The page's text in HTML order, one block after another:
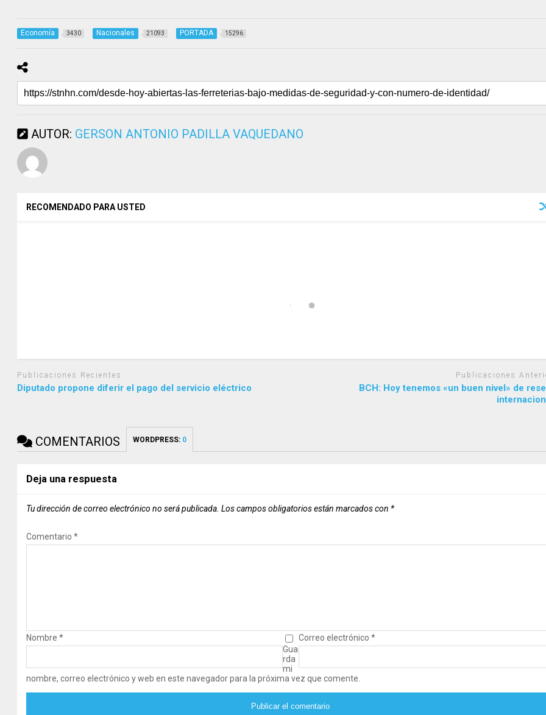
Economía 3430 Nacionales 21093 PORTADA 15296
AUTOR: GERSON ANTONIO PADILLA VAQUEDANO
RECOMENDADO PARA USTED
Publicaciones Recientes
Diputado propone diferir el pago del servicio eléctrico
Publicaciones
BCH: Hoy tenemos «un buen nivel» de
COMENTARIOS WORDPRESS: 0
Deja una respuesta
Tu dirección de correo electrónico no será publicada. Los campos obligatorios están marcados con *
Comentario*
Nombre* Correo electrónico *
Gua
rda
mi
nombre, correo electrónico y web en este navegador para la próxima vez que comente.